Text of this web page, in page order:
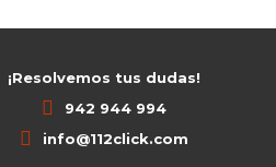
¡Resolvemos tus dudas!
942 944 994
info@112click.com